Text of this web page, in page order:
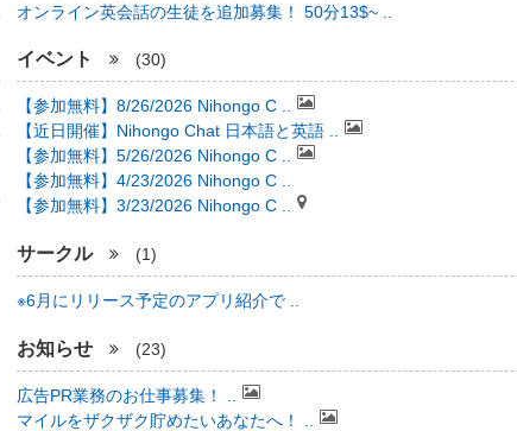
オンライン英会話の生徒を追加募集！ 50分13$~ ..
イベント (30)
【参加無料】8/26/2026 Nihongo C ..
【近日開催】Nihongo Chat 日本語と英語 ..
【参加無料】5/26/2026 Nihongo C ..
【参加無料】4/23/2026 Nihongo C ..
【参加無料】3/23/2026 Nihongo C ..
サークル (1)
※6月にリリース予定のアプリ紹介で ..
お知らせ (23)
広告PR業務のお仕事募集！ ..
マイルをザクザク貯めたいあなたへ！ ..